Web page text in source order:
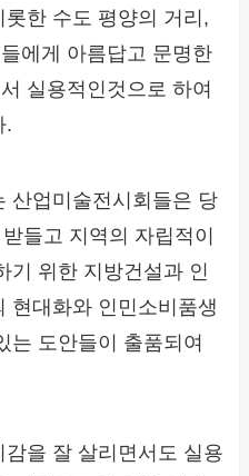
한 수도 평양의 거리,
에게 아름답고 문명한
실용적인것으로 하여
.
산업미술전시회들은 당
들고 지역의 자립적이
기 위한 지방건설과 인
현대화와 인민소비품생
는 도안들이 출품되여
을 잘 살리면서도 실용